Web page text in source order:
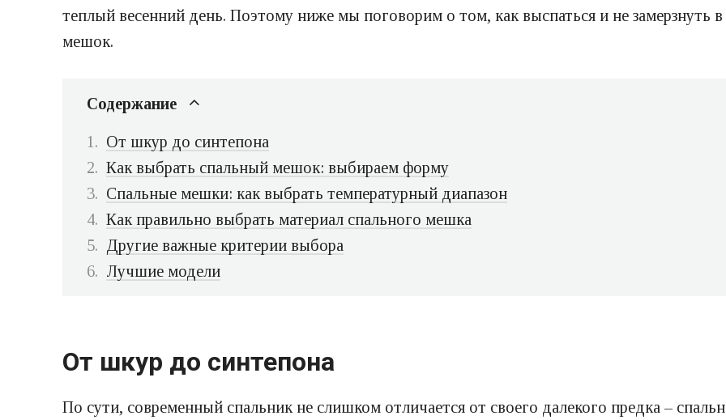
теплый весенний день. Поэтому ниже мы поговорим о том, как выспаться и не замерзнуть
мешок.
Содержание
От шкур до синтепона
Как выбрать спальный мешок: выбираем форму
Спальные мешки: как выбрать температурный диапазон
Как правильно выбрать материал спального мешка
Другие важные критерии выбора
Лучшие модели
От шкур до синтепона
По сути, современный спальник не слишком отличается от своего далекого предка –